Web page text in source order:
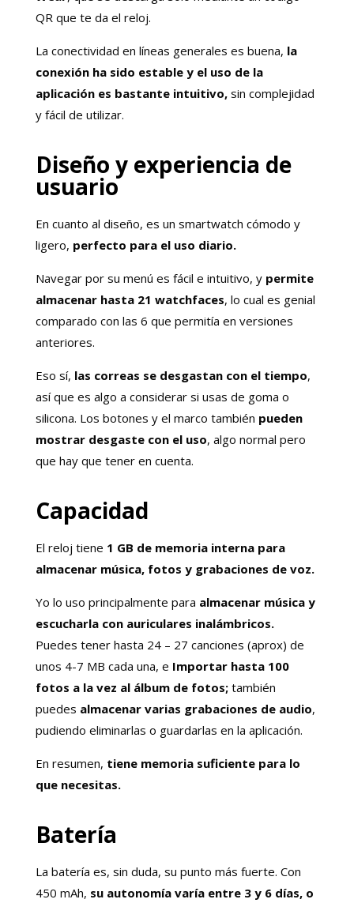
QR que te da el reloj.
La conectividad en líneas generales es buena, la
conexión ha sido estable y el uso de la
aplicación es bastante intuitivo,sin complejidad
y fácil de utilizar.
Diseño y experiencia de
usuario
En cuanto al diseño, es un smartwatch cómodo y
ligero, perfecto para el uso diario.
Navegar por su menú es fácil e intuitivo, ypermite
almacenar hasta 21 watchfaces, lo cual es genial
comparado con las 6 que permitía en versiones
anteriores.
Eso sí, las correas se desgastan con el tiempo,
así que es algo a considerar si usas de goma o
silicona. Los botones y el marco también pueden
mostrar desgaste con el uso, algo normal pero
que hay que tener en cuenta.
Capacidad
El reloj tiene 1 GB de memoria interna para
almacenar música, fotos y grabaciones de voz.
Yo lo uso principalmente para almacenar música y
escucharla con auriculares inalámbricos.
Puedes tener hasta 24 – 27 canciones (aprox) de
unos 4-7 MB cada una, e Importar hasta 100
fotos a la vez al álbum de fotos; también
puedes almacenar varias grabaciones de audio,
pudiendo eliminarlas o guardarlas en la aplicación.
En resumen, tiene memoria suficiente para lo
que necesitas.
Batería
La batería es, sin duda, su punto más fuerte. Con
450 mAh, su autonomía varía entre 3 y 6 días, o